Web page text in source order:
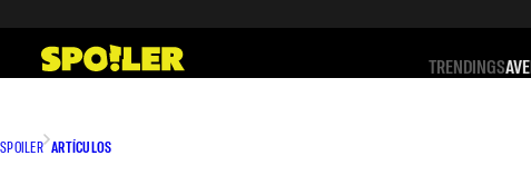
contenido
TRENDINGS
SPOILER ARTÍCULOS